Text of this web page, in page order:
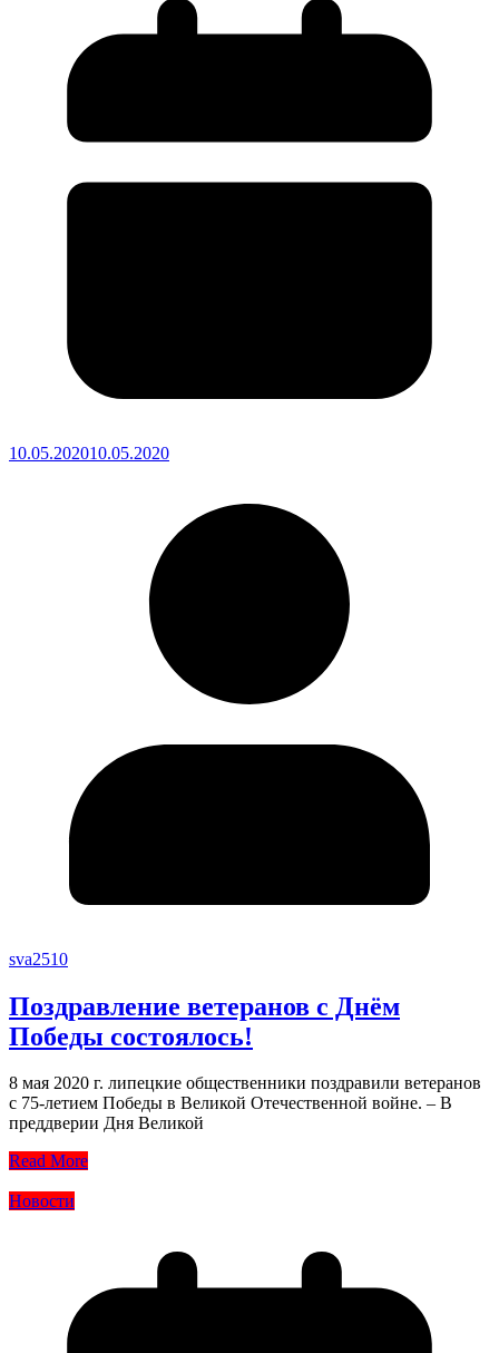
10.05.202010.05.2020
sva2510
Поздравление ветеранов с Днём
Победы состоялось!
8 мая 2020 г. липецкие общественники поздравили ветеранов
с 75-летием Победы в Великой Отечественной войне. – В
преддверии Дня Великой
Read More
Новости